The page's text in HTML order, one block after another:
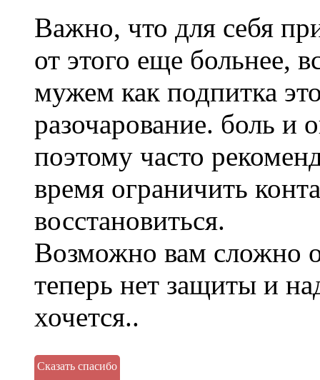
Важно, что для себя
от этого еще больнее,
мужем как подпитка
разочарование. боль и
поэтому часто
время ограничить
восстановиться.
Возможно вам сложно
теперь нет защиты и
хочется..
Сказать спасибо